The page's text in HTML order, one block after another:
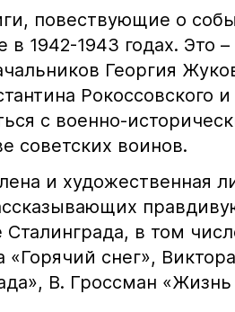
повествующие о
1942-1943 годах. Это –
Георгия
Рокоссовского и
с военно-
советских воинов.
и художественная
в том
снег», Виктора
В. Гроссман «Жизнь